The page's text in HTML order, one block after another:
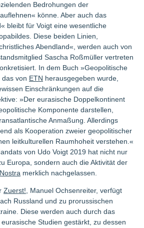
Bedrohungen der
könne. Aber auch das
bleibt für Voigt eine wesentliche
Diese beiden Linien,
Abendland«, werden auch von
Sascha Roßmüller vertreten
In dem Buch »Geopolitische
von ETN herausgegeben wurde,
Einschränkungen auf die
»Der eurasische Doppelkontinent
Komponente darstellen,
Anmaßung. Allerdings
als Kooperation zweier geopolitischer
leitkulturellen Raumhoheit verstehen.«
von Udo Voigt 2019 hat nicht nur
Europa, sondern auch die Aktivität der
merklich nachgelassen.
Zuerst! , Manuel Ochsenreiter, verfügt
Russland und zu prorussischen
Diese werden auch durch das
Studien gestärkt, zu dessen